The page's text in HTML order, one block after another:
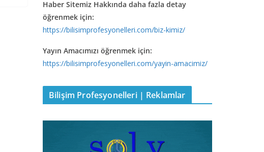
Haber Sitemiz Hakkında daha fazla detay
öğrenmek için:
https://bilisimprofesyonelleri.com/biz-kimiz/
Yayın Amacımızı öğrenmek için:
https://bilisimprofesyonelleri.com/yayin-amacimiz/
Bilişim Profesyonelleri | Reklamlar